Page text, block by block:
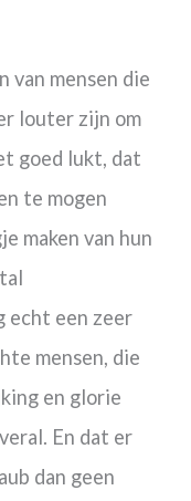
van mensen die
louter zijn om
goed lukt, dat
te mogen
maken van hun
echt een zeer
mensen, die
en glorie
En dat er
dan geen